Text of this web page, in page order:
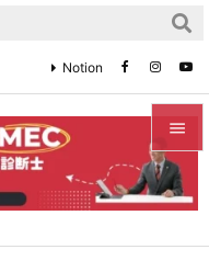


メニュ
Notion